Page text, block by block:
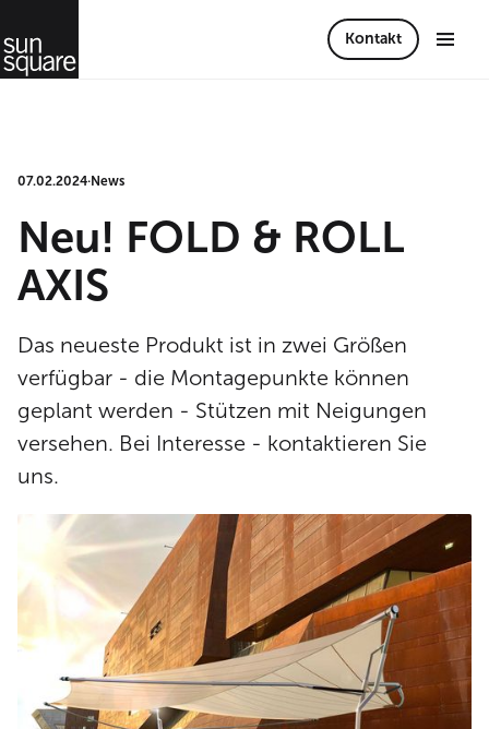
Kontakt
07.02.2024·News
Neu! FOLD & ROLL
AXIS
Das neueste Produkt ist in zwei Größen
verfügbar - die Montagepunkte können
geplant werden - Stützen mit Neigungen
versehen. Bei Interesse - kontaktieren Sie
uns.